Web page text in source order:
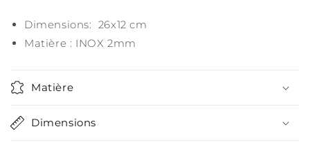
Dimensions: 26x12 cm
Matière : INOX 2mm
Matière
Dimensions